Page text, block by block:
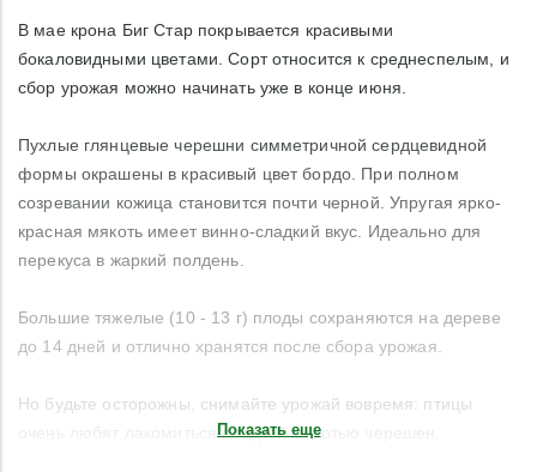
В мае крона Биг Стар покрывается красивыми
бокаловидными цветами. Сорт относится к среднеспелым, и
сбор урожая можно начинать уже в конце июня.
Пухлые глянцевые черешни симметричной сердцевидной
формы окрашены в красивый цвет бордо. При полном
созревании кожица становится почти черной. Упругая ярко-
красная мякоть имеет винно-сладкий вкус. Идеально для
перекуса в жаркий полдень.
Большие тяжелые (10 - 13 г) плоды сохраняются на дереве
до 14 дней и отлично хранятся после сбора урожая.
Но будьте осторожны, снимайте урожай вовремя: птицы
очень любят лакомиться сладкой мякотью черешен.
Показать еще